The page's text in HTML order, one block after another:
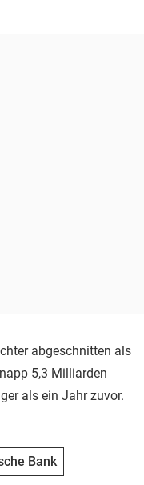
abgeschnitten als
5,3 Milliarden
als ein Jahr zuvor.
Bank